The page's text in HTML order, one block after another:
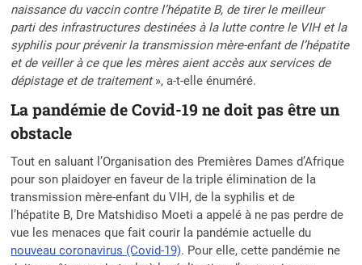
naissance du vaccin contre l’hépatite B, de tirer le meilleur
parti des infrastructures destinées à la lutte contre le VIH et la
syphilis pour prévenir la transmission mère-enfant de l’hépatite
et de veiller à ce que les mères aient accès aux services de
dépistage et de traitement», a-t-elle énuméré.
La pandémie de Covid-19 ne doit pas être un
obstacle
Tout en saluant l’Organisation des Premières Dames d’Afrique
pour son plaidoyer en faveur de la triple élimination de la
transmission mère-enfant du VIH, de la syphilis et de
l’hépatite B, Dre Matshidiso Moeti a appelé à ne pas perdre de
vue les menaces que fait courir la pandémie actuelle du
nouveau coronavirus (Covid-19). Pour elle, cette pandémie ne